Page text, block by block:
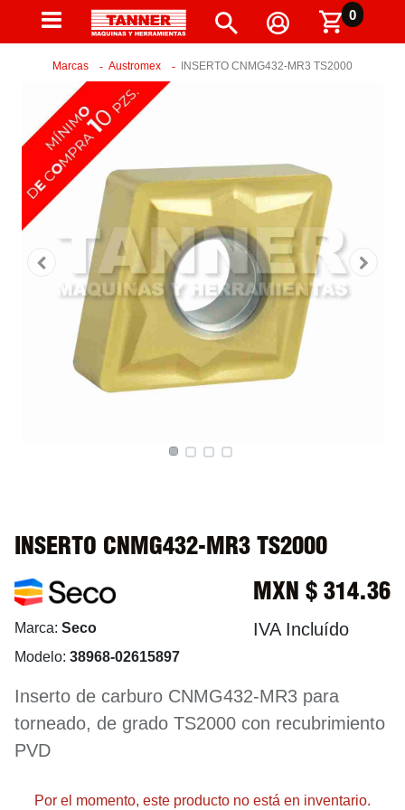
0
Marcas Austromex INSERTO CNMG432-MR3 TS2000
INSERTO CNMG432-MR3 TS2000
Marca: Seco
Modelo: 38968-02615897
MXN $ 314.36
IVA Incluído
Inserto de carburo CNMG432-MR3 para
torneado, de grado TS2000 con recubrimiento
PVD
Por el momento, este producto no está en inventario.